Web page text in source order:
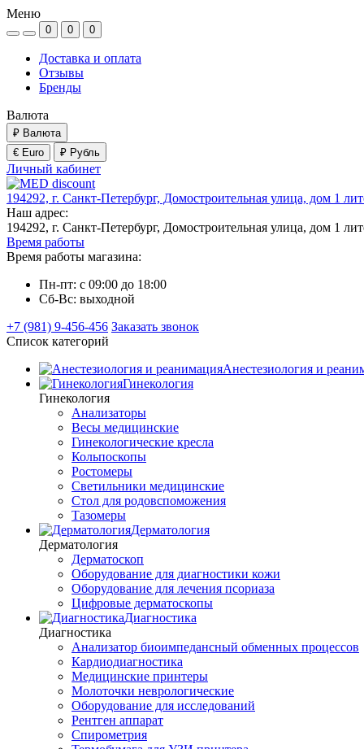
Меню
0 0 0
Доставка и оплата
Отзывы
Бренды
Валюта
₽ Валюта
€ Euro
₽ Рубль
Личный кабинет
194292, г. Санкт-Петербург, Домостроительная улица, дом 1
Наш адрес:
194292, г. Санкт-Петербург, Домостроительная улица, дом 1
Время работы
Время работы магазина:
Пн-пт: с 09:00 до 18:00
Сб-Вс: выходной
+7 (981) 9-456-456 Заказать звонок
Список категорий
Анестезиология и
Гинекология
Гинекология
Анализаторы
Весы медицинские
Гинекологические кресла
Кольпоскопы
Ростомеры
Светильники медицинские
Стол для родовспоможения
Тазомеры
Дерматология
Дерматология
Дерматоскоп
Оборудование для диагностики кожи
Оборудование для лечения псориаза
Цифровые дерматоскопы
Диагностика
Диагностика
Анализатор биоимпедансный обменных процессов
Кардиодиагностика
Медицинские принтеры
Молоточки неврологические
Оборудование для исследований
Рентген аппарат
Спирометрия